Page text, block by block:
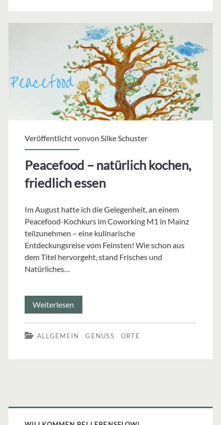
Kiedrich
Veröffentlicht vonvon Silke Schuster
Peacefood – natürlich kochen,
friedlich essen
Im August hatte ich die Gelegenheit, an einem
Peacefood-Kochkurs im Coworking M1 in Mainz
teilzunehmen – eine kulinarische
Entdeckungsreise vom Feinsten! Wie schon aus
dem Titel hervorgeht, stand Frisches und
Natürliches…
Weiterlesen
–
natürlich
ALLGEMEIN GENUSS ORTE
Primäre